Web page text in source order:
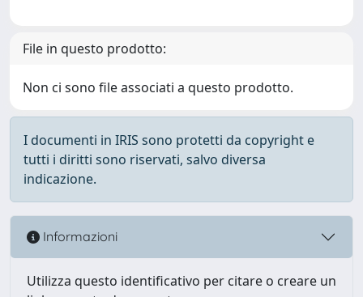
File in questo prodotto:
Non ci sono file associati a questo prodotto.
I documenti in IRIS sono protetti da copyright e
tutti i diritti sono riservati, salvo diversa
indicazione.
Informazioni
Utilizza questo identificativo per citare o creare un